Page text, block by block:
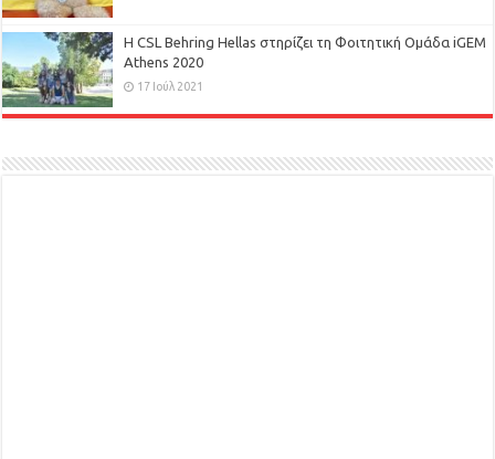
H CSL Behring Hellas στηρίζει τη Φοιτητική Ομάδα iGEM
Athens 2020
17 Ιούλ 2021